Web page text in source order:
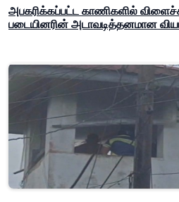
அபகரிக்கப்பட்ட காணிகளில்
படையினரின் அடாவடித்தனமான